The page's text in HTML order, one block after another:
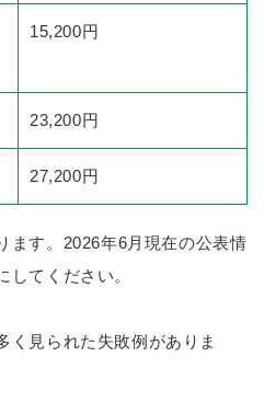
15,200円
23,200円
27,200円
ます。2026年6月現在の公表情
してください。
く見られた失敗例がありま